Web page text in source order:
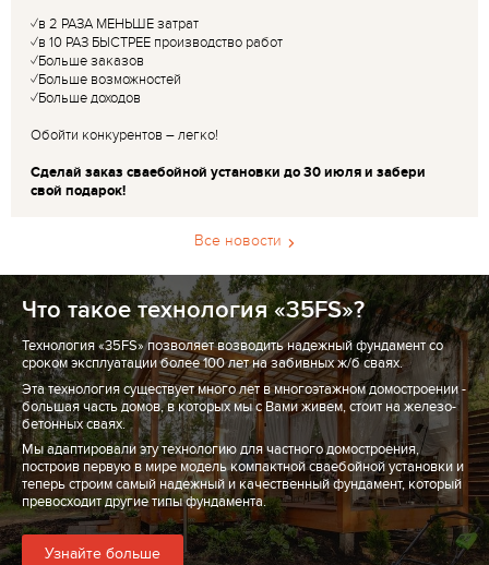
✓в 2 РАЗА МЕНЬШЕ затрат
✓в 10 РАЗ БЫСТРЕЕ производство работ
✓Больше заказов
✓Больше возможностей
✓Больше доходов
Обойти конкурентов – легко!
Сделай заказ сваебойной установки до 30 июля и забери
свой подарок!
Все новости
Что такое технология «35FS»?
Технология «35FS» позволяет возводить надежный фундамент со
сроком эксплуатации более 100 лет на забивных ж/б сваях.
Эта технология существует много лет в многоэтажном домостроении -
большая часть домов, в которых мы с Вами живем, стоит на железо-
бетонных сваях.
Мы адаптировали эту технологию для частного домостроения,
построив первую в мире модель компактной сваебойной установки и
теперь строим самый надежный и качественный фундамент, который
превосходит другие типы фундамента.
Узнайте больше